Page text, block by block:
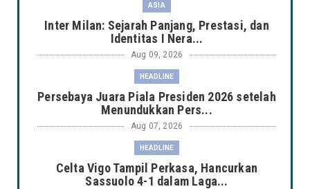
ASIA
Inter Milan: Sejarah Panjang, Prestasi, dan
Identitas I Nera...
Aug 09, 2026
HEADLINE
Persebaya Juara Piala Presiden 2026 setelah
Menundukkan Pers...
Aug 07, 2026
HEADLINE
Celta Vigo Tampil Perkasa, Hancurkan
Sassuolo 4-1 dalam Laga...